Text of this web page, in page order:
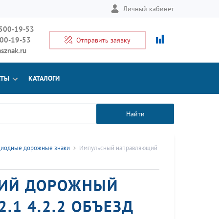
Личный кабинет
19-53
19-53
Отправить заявку
КАТАЛОГИ
Найти
дорожные знаки Импульсный направляющий
ДОРОЖНЫЙ
4.2.2 ОБЪЕЗД